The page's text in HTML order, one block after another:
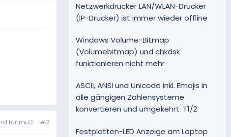
für mu3 #2
Netzwerkdrucker LAN/WLAN-Drucker
(IP-Drucker) ist immer wieder offline
Windows Volume-Bitmap
(Volumebitmap) und chkdsk
funktionieren nicht mehr
ASCII, ANSI und Unicode inkl. Emojis in
alle gängigen Zahlensysteme
konvertieren und umgekehrt: T1/2
Festplatten-LED Anzeige am Laptop